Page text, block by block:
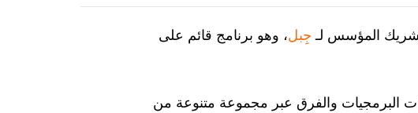
المؤسس لـ جِبل، وهو برنامج قائم على
البرمجيات والفرق عبر مجموعة متنوعة من